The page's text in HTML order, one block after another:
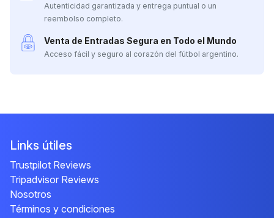
Autenticidad garantizada y entrega puntual o un
reembolso completo.
Venta de Entradas Segura en Todo el Mundo
Acceso fácil y seguro al corazón del fútbol argentino.
Links útiles
Trustpilot Reviews
Tripadvisor Reviews
Nosotros
Términos y condiciones